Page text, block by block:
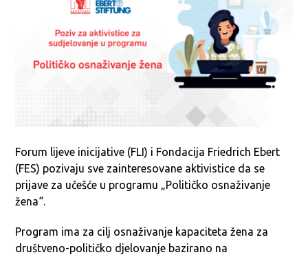
Forum lijeve inicijative (FLI) i Fondacija Friedrich Ebert
(FES) pozivaju sve zainteresovane aktivistice da se
prijave za učešće u programu „Političko osnaživanje
žena“.
Program ima za cilj osnaživanje kapaciteta žena za
društveno-političko djelovanje bazirano na